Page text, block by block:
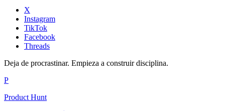
X
Instagram
TikTok
Facebook
Threads
Deja de procrastinar. Empieza a construir disciplina.
P
Product Hunt